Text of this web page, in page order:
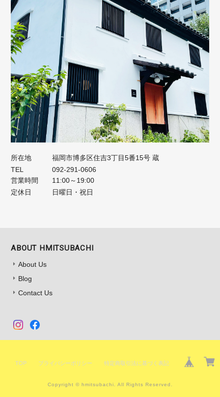
所在地
福岡市博多区住吉3丁目5番15号 蔵
TEL
092-291-0606
営業時間
11:00～19:00
定休日
日曜日・祝日
ABOUT HMITSUBACHI
About Us
Blog
Contact Us
TOP プライバシーポリシー 特定商取引法に基づく表記
Copyright © hmitsubachi. All Rights Reserved.